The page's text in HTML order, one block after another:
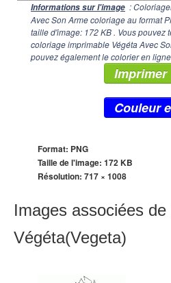
Informations sur l'image :
Avec Son Arme coloriage au format
taille d'image: 172 KB . Vous pouvez
coloriage imprimable Végéta Avec
pouvez également le colorier en
Imprimer
Couleur
Format: PNG
Taille de l'image: 172 KB
Résolution: 717 × 1008
Images associées de
Végéta(Vegeta)